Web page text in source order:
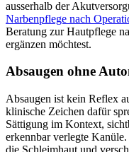
ausserhalb der
Narbenpflege nach
Beratung zur Hautpflege
ergänzen möchtest.
Absaugen ohne
Absaugen ist kein Reflex
klinische Zeichen dafür
Sättigung im Kontext,
erkennbar verlegte